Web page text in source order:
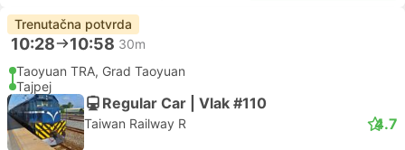
Trenutačna potvrda
10:28 10:58 30m
Taoyuan TRA, Grad Taoyuan
Tajpej
Regular Car | Vlak #110
Taiwan Railway R 4.7